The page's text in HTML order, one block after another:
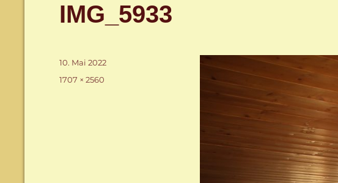
IMG_5933
Veröffentlicht
am
10. Mai 2022
Volle
1707 × 2560